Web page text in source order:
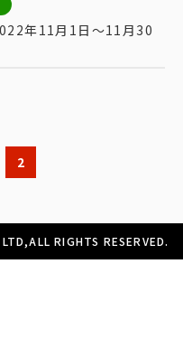
年11月1日～11月30
2
RIGHTS RESERVED.